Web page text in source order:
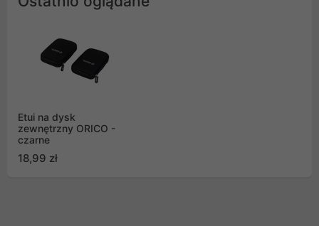
Etui na dysk
zewnętrzny ORICO -
czarne
18,99 zł